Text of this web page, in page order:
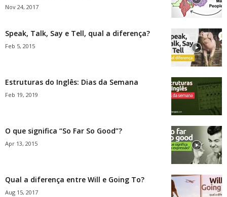
Nov 24, 2017
Speak, Talk, Say e Tell, qual a diferença?
Feb 5, 2015
Estruturas do Inglês: Dias da Semana
Feb 19, 2019
O que significa “So Far So Good”?
Apr 13, 2015
Qual a diferença entre Will e Going To?
Aug 15, 2017